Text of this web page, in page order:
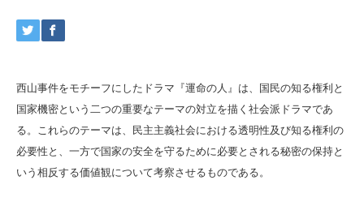
西山事件をモチーフにしたドラマ『運命の人』は、国民の知る権利と
国家機密という二つの重要なテーマの対立を描く社会派ドラマであ
る。これらのテーマは、民主主義社会における透明性及び知る権利の
必要性と、一方で国家の安全を守るために必要とされる秘密の保持と
いう相反する価値観について考察させるものである。